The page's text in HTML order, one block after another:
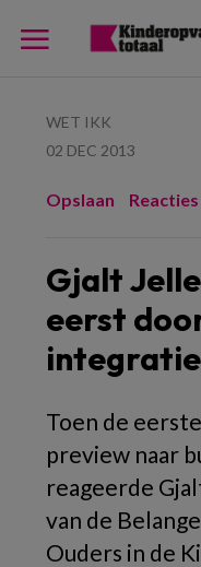
WET IKK
02 DEC 2013
Opslaan Reacties
Gjalt
eerst
integratie
Toen de
preview naar
reageerde
van de
Ouders in de